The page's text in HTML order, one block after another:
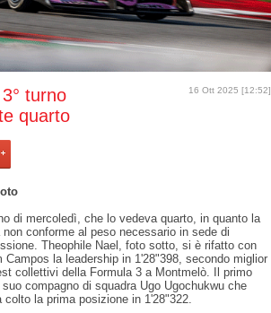
16 Ott 2025 [12:52]
turno
quarto
di mercoledì, che lo vedeva quarto, in quanto la
conforme al peso necessario in sede di
Theophile Nael, foto sotto, si è rifatto con
la leadership in 1'28"398, secondo miglior
collettivi della Formula 3 a Montmelò. Il primo
compagno di squadra Ugo Ugochukwu che
la prima posizione in 1'28"322.